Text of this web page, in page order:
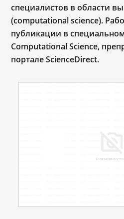
специалистов в области
(computational science).
публикации в
Computational Science,
портале ScienceDirect.